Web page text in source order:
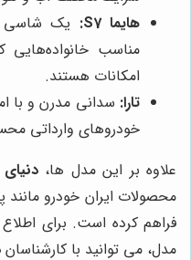
هایما S7:
یک شاسی
مناسب خانواده‌هایی
امکانات هستند.
تارا: سدانی مدرن و با
خودروهای وارداتی
علاوه بر این مدل ها،
فراهم کرده است. برای
مدل، می توانید با کارشناسان